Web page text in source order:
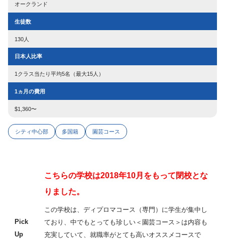
オークランド
生徒数
130人
日本人比率
1クラス当たり平均5名（最大15人）
1ヵ月の費用
$1,360〜
シティ中心部 多国籍 園芸コース
Pick
Up
こちらの学校は2018年10月をもって閉校とな
りました。
この学校は、ディプロマコース（専門）に学生が集中し
ており、中でもとっても珍しい＜園芸コース＞は内容も
充実していて、就職率がとても高いオススメコースで